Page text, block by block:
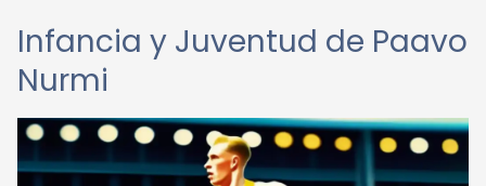
Infancia y Juventud de Paavo
Nurmi